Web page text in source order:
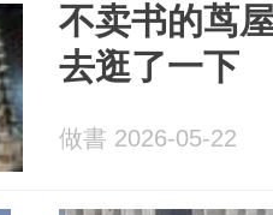
不卖书的茑
去逛了一下
做書 2026-05-22